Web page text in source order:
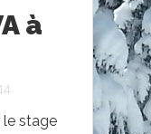
à
stage